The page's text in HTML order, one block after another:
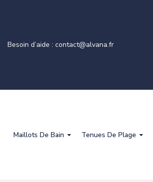
Besoin d’aide : contact@alvana.fr
Maillots De Bain Tenues De Plage